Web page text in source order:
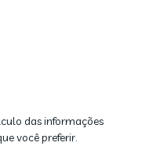
das informações
você preferir.